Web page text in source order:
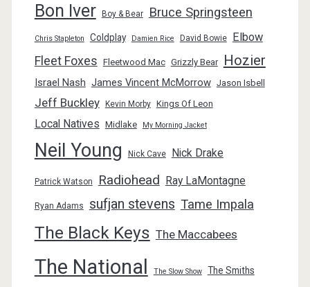
Bon Iver Boy & Bear Bruce Springsteen
Chris Stapleton Coldplay Damien Rice David Bowie Elbow
Fleet Foxes Fleetwood Mac Grizzly Bear Hozier
Israel Nash James Vincent McMorrow Jason Isbell
Jeff Buckley Kevin Morby Kings Of Leon
Local Natives Midlake My Morning Jacket
Neil Young Nick Cave Nick Drake
Patrick Watson Radiohead Ray LaMontagne
Ryan Adams sufjan stevens Tame Impala
The Black Keys The Maccabees
The National The Slow Show The Smiths